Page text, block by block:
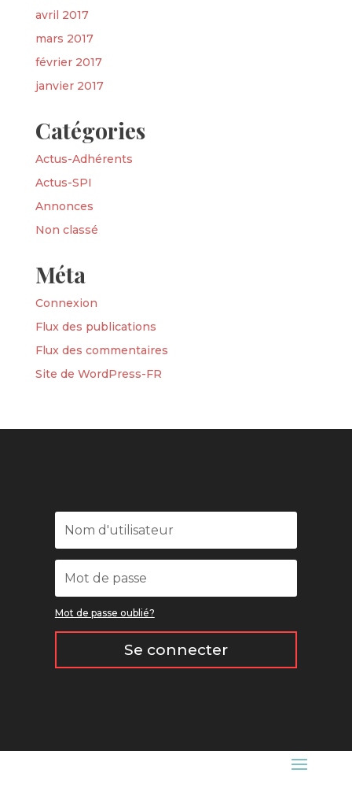
avril 2017
mars 2017
février 2017
janvier 2017
Catégories
Actus-Adhérents
Actus-SPI
Annonces
Non classé
Méta
Connexion
Flux des publications
Flux des commentaires
Site de WordPress-FR
Mot de passe oublié?
Se connecter